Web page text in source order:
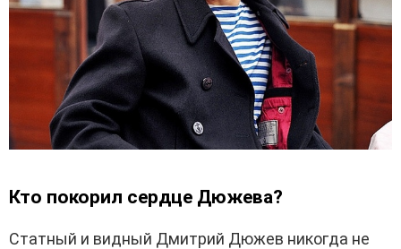
Кто покорил сердце Дюжева?
Статный и видный Дмитрий Дюжев никогда не